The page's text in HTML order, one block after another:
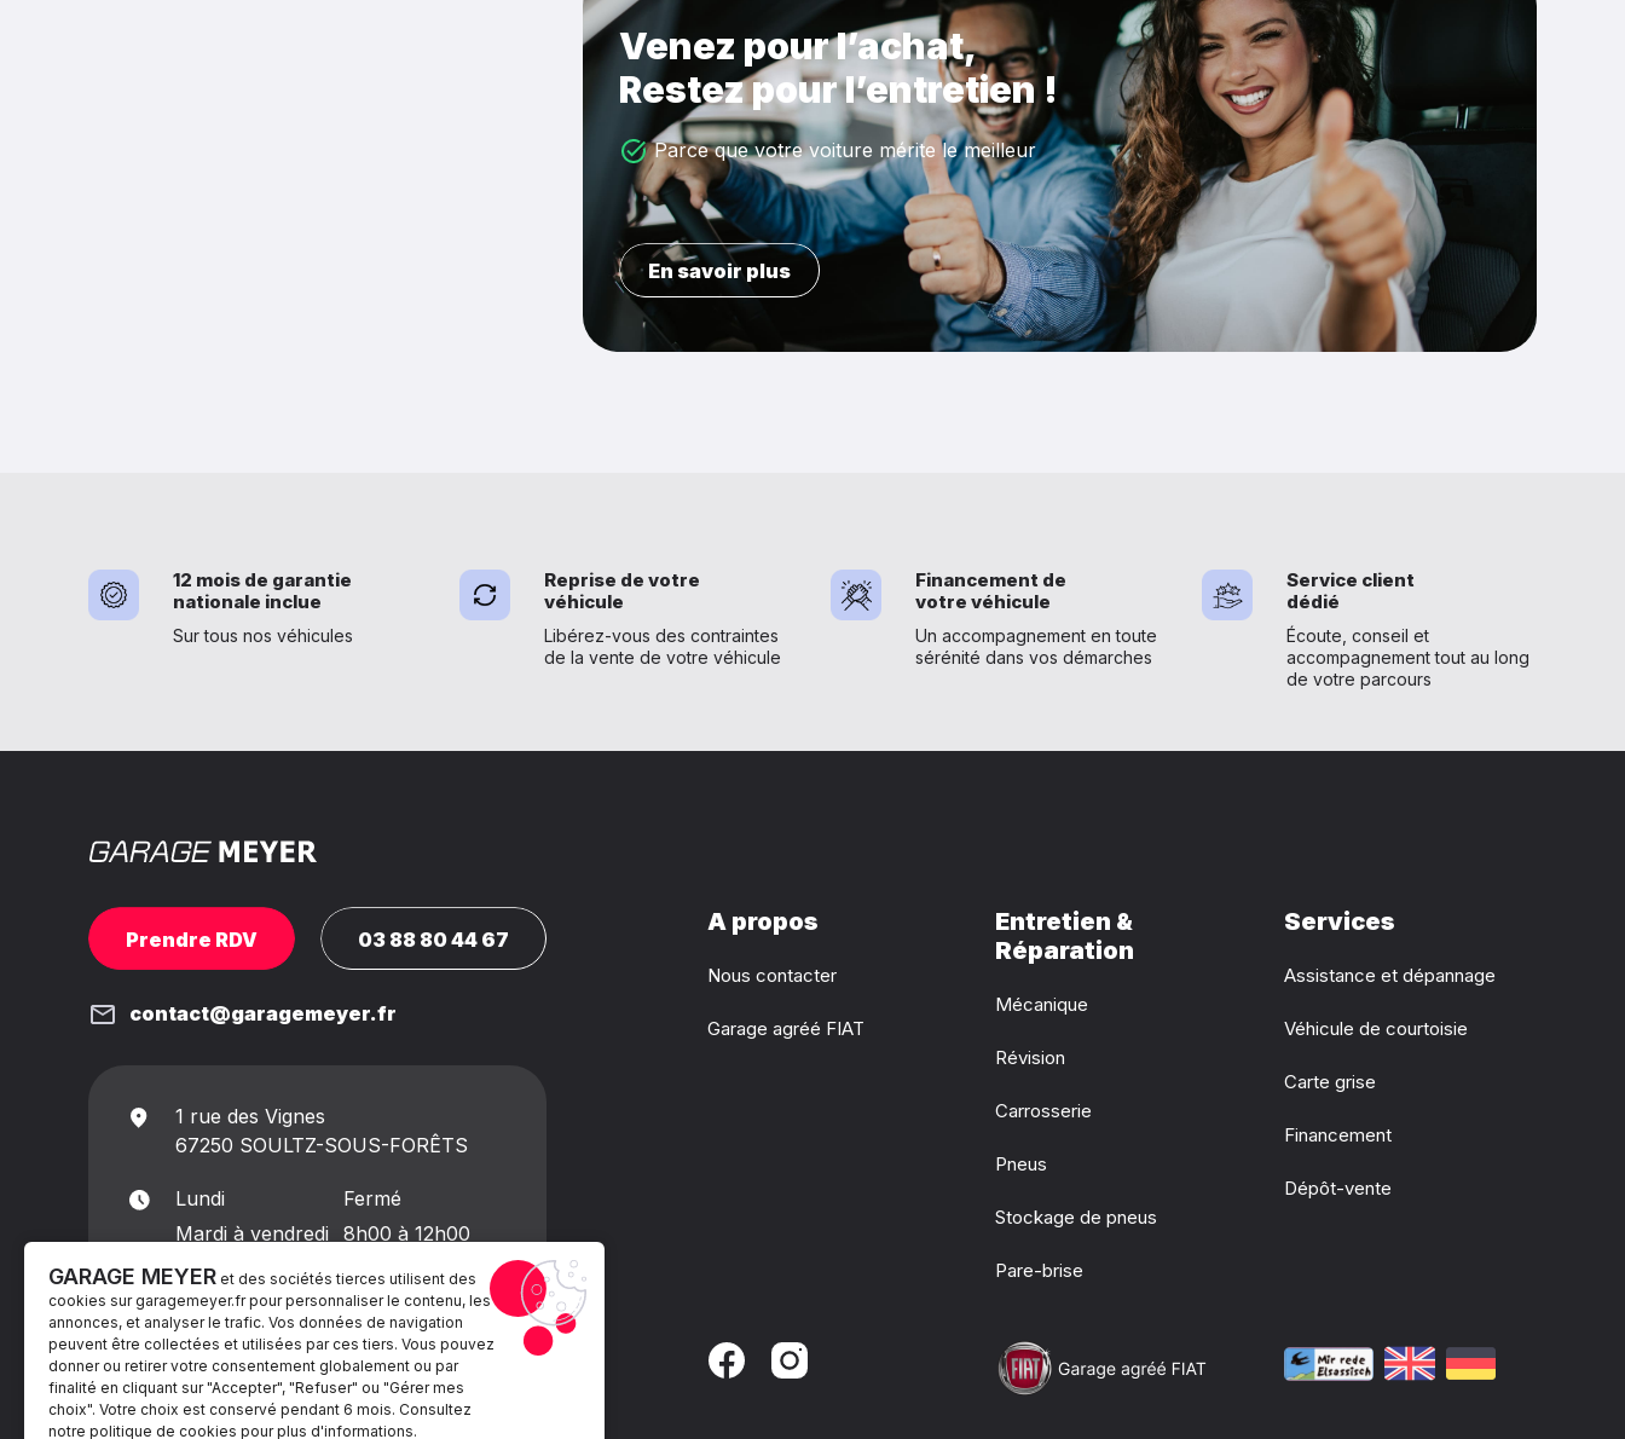
Venez pour l’achat,
Restez pour l’entretien !
Parce que votre voiture mérite le meilleur
En savoir plus
12 mois de garantie
nationale inclue
Sur tous nos véhicules
Reprise de votre
véhicule
Libérez-vous des contraintes
de la vente de votre véhicule
Financement de
votre véhicule
Un accompagnement en toute
sérénité dans vos démarches
Service client
dédié
Écoute, conseil et
accompagnement tout au long
de votre parcours
Prendre RDV 03 88 80 44 67
contact@garagemeyer.fr
1 rue des Vignes
67250 SOULTZ-SOUS-FORÊTS
Lundi
Fermé
Mardi à vendredi
8h00 à 12h00
Samedi
8h00 à 13h00
Dimanche
Fermé
A propos
Nous contacter
Garage agréé FIAT
Entretien &
Réparation
Mécanique
Révision
Carrosserie
Pneus
Stockage de pneus
Pare-brise
Services
Assistance et dépannage
Véhicule de courtoisie
Carte grise
Financement
Dépôt-vente
GARAGE MEYER et des sociétés tierces utilisent des
cookies sur garagemeyer.frpour personnaliser le contenu, les
annonces, et analyser le trafic. Vos données de navigation
peuvent être collectées et utilisées par ces tiers. Vous pouvez
donner ou retirer votre consentement globalement ou par
finalité en cliquant sur "Accepter", "Refuser" ou "Gérer mes
choix". Votre choix est conservé pendant 6 mois. Consultez
notre politique de cookies pour plus d'informations.